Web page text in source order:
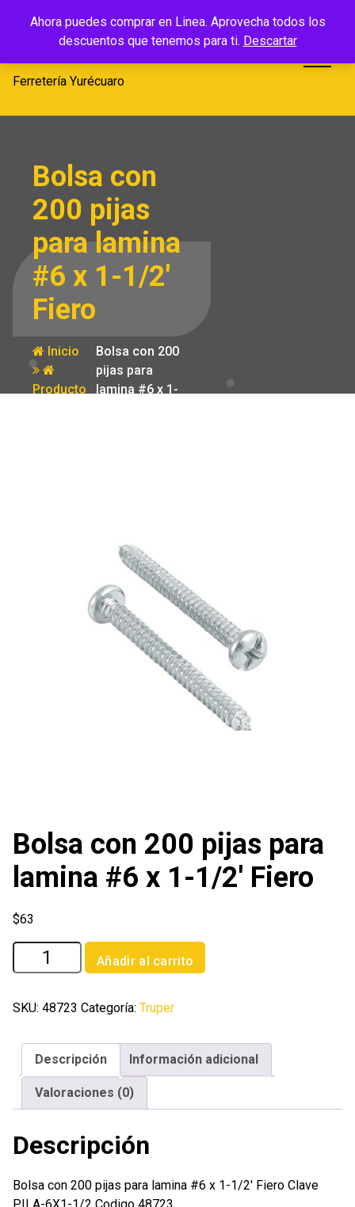
Ahora puedes comprar en Linea. Aprovecha todos los
descuentos que tenemos para ti. Descartar
Ferretería
Yurécuaro
Ferretería Yurécuaro
Bolsa con
200 pijas
para lamina
#6 x 1-1/2′
Fiero
Inicio
Producto
Bolsa con 200
pijas para
lamina #6 x 1-
Bolsa con 200 pijas para
lamina #6 x 1-1/2′ Fiero
$63
Bolsa
con
pijas
lamina
Fiero
cantidad
Añadir al carrito
SKU: 48723 Categoría: Truper
Descripción Información adicional
Valoraciones (0)
Descripción
Bolsa con 200 pijas para lamina #6 x 1-1/2′ Fiero Clave